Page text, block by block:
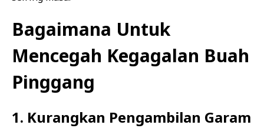
Bagaimana Untuk
Mencegah Kegagalan Buah
Pinggang
1. Kurangkan Pengambilan Garam